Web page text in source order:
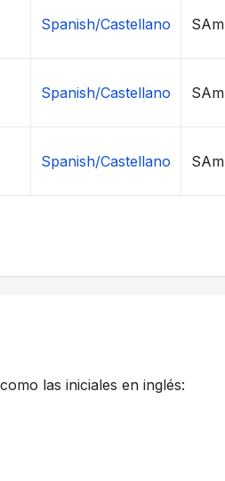
Spanish/Castellano SAm
Spanish/Castellano SAm
Spanish/Castellano SAm
las iniciales en inglés: